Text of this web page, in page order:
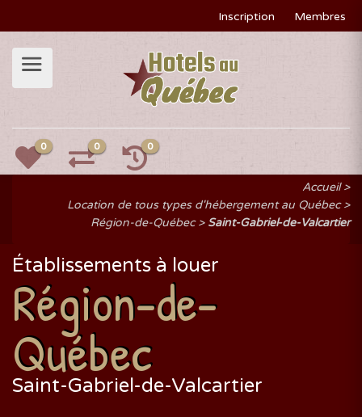
Inscription Membres
0 0 0
Accueil
Location de tous types d'hébergement au Québec
Région-de-Québec
Saint-Gabriel-de-Valcartier
Établissements à louer
Région-de-
Québec
Saint-Gabriel-de-Valcartier